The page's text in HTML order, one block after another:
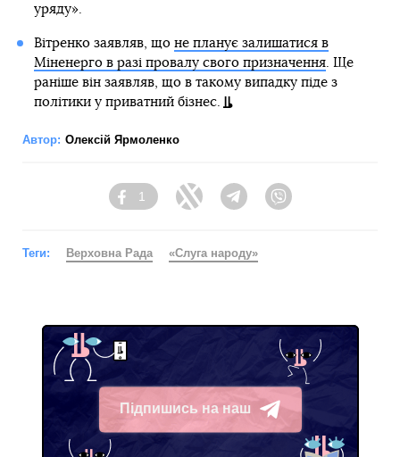
уряду».
Вітренко заявляв, що не планує залишатися в
Міненерго в разі провалу свого призначення. Ще
раніше він заявляв, що в такому випадку піде з
політики у приватний бізнес.
Автор: Олексій Ярмоленко
Facebook
1
Twitter TelegramViber
Теги: Верховна Рада «Слуга народу»
Підпишись на наш
Telegram